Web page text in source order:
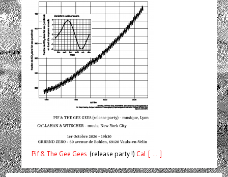
Pif& The Gee Gees (release party !) Cal [ ... ]